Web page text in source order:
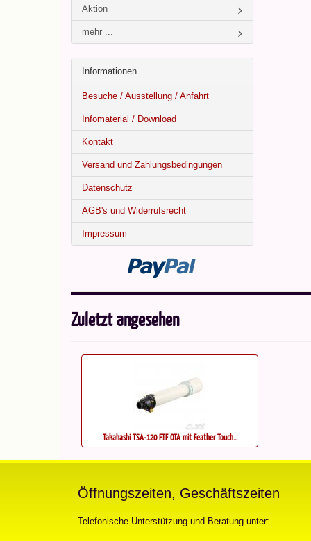
Aktion
mehr ...
Informationen
Besuche / Ausstellung / Anfahrt
Infomaterial / Download
Kontakt
Versand und Zahlungsbedingungen
Datenschutz
AGB's und Widerrufsrecht
Impressum
Zuletzt angesehen
Takahashi TSA-120 FTF OTA mit Feather Touch...
Öffnungszeiten, Geschäftszeiten
Telefonische Unterstützung und Beratung unter: